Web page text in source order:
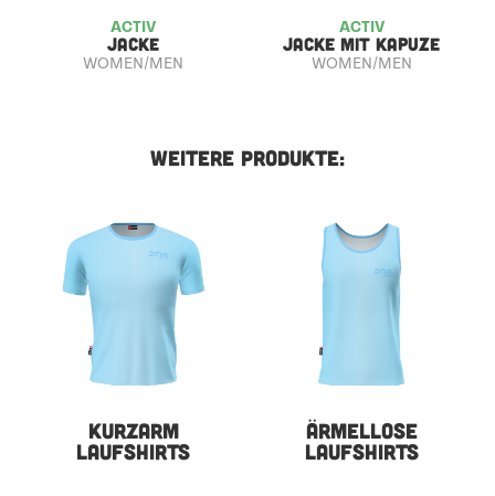
ACTIV
JACKE
WOMEN/MEN
ACTIV
JACKE MIT KAPUZE
WOMEN/MEN
WEITERE PRODUKTE:
KURZARM
LAUFSHIRTS
ÄRMELLOSE
LAUFSHIRTS